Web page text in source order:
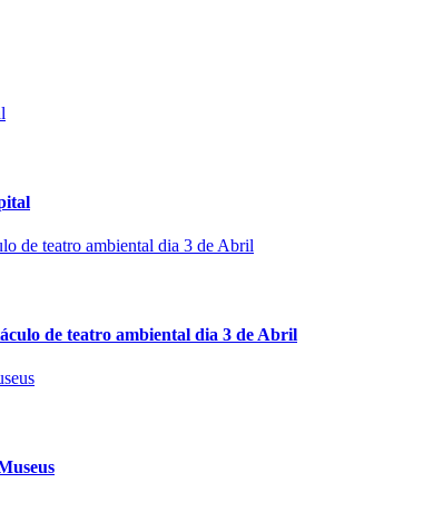
de teatro ambiental dia 3 de Abril